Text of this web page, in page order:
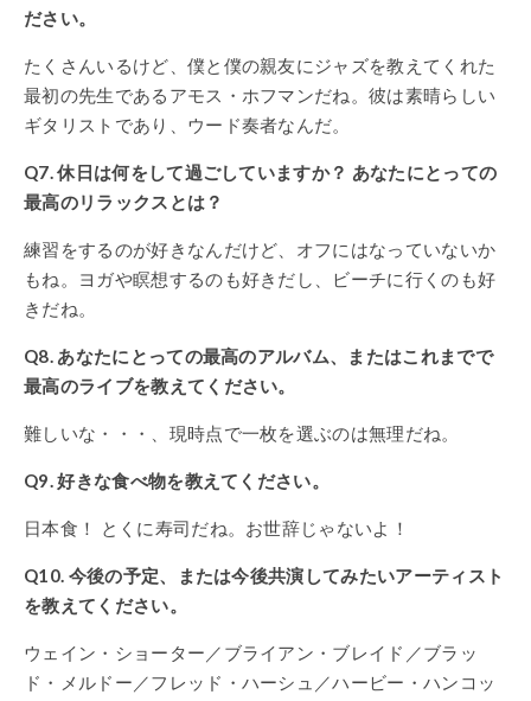
ださい。
たくさんいるけど、僕と僕の親友にジャズを教えてくれた
最初の先生であるアモス・ホフマンだね。彼は素晴らしい
ギタリストであり、ウード奏者なんだ。
Q7. 休日は何をして過ごしていますか？ あなたにとっての
最高のリラックスとは？
練習をするのが好きなんだけど、オフにはなっていないか
もね。ヨガや瞑想するのも好きだし、ビーチに行くのも好
きだね。
Q8. あなたにとっての最高のアルバム、またはこれまでで
最高のライブを教えてください。
難しいな・・・、現時点で一枚を選ぶのは無理だね。
Q9. 好きな食べ物を教えてください。
日本食！ とくに寿司だね。お世辞じゃないよ！
Q10. 今後の予定、または今後共演してみたいアーティスト
を教えてください。
ウェイン・ショーター／ブライアン・ブレイド／ブラッ
ド・メルドー／フレッド・ハーシュ／ハービー・ハンコッ